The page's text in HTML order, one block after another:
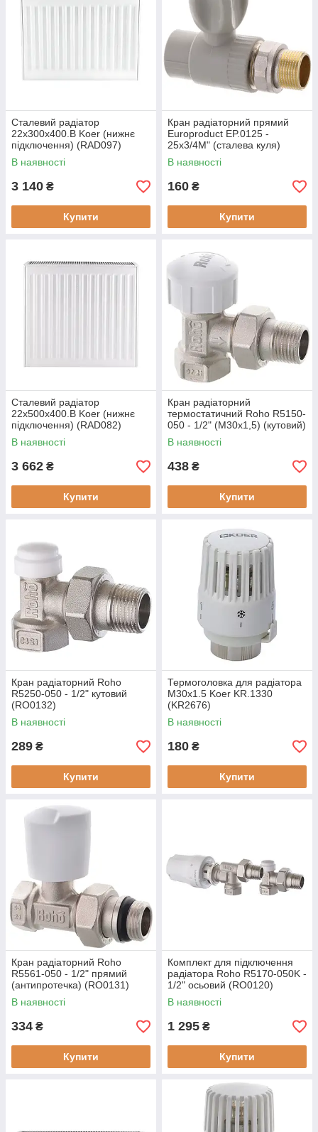
Сталевий радіатор
22х300х400.B Koer (нижнє
підключення) (RAD097)
В наявності
3 140 ₴
Купити
Кран радіаторний прямий
Europroduct EP.0125 -
25x3/4M" (сталева куля)
(EP4050)
В наявності
160 ₴
Купити
Сталевий радіатор
22х500х400.B Koer (нижнє
підключення) (RAD082)
В наявності
3 662 ₴
Купити
Кран радіаторний
термостатичний Roho R5150-
050 - 1/2" (М30х1,5) (кутовий)
(RO0122)
В наявності
438 ₴
Купити
Кран радіаторний Roho
R5250-050 - 1/2" кутовий
(RO0132)
В наявності
289 ₴
Купити
Термоголовка для радіатора
M30x1.5 Koer KR.1330
(KR2676)
В наявності
180 ₴
Купити
Кран радіаторний Roho
R5561-050 - 1/2" прямий
(антипротечка) (RO0131)
В наявності
334 ₴
Купити
Комплект для підключення
радіатора Roho R5170-050K -
1/2" осьовий (RO0120)
В наявності
1 295 ₴
Купити